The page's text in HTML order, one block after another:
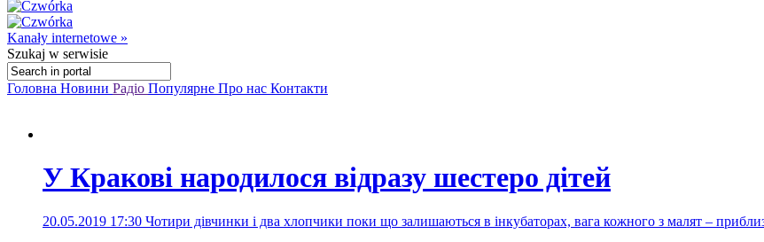
Kanały internetowe »
Szukaj w serwisie
Головна Новини Радіо Популярне Про нас Контакти
У Кракові народилося відразу шестеро дітей
20.05.2019 17:30 Чотири дівчинки і два хлопчики поки що залишаються в інкубаторах, вага кожного з малят –